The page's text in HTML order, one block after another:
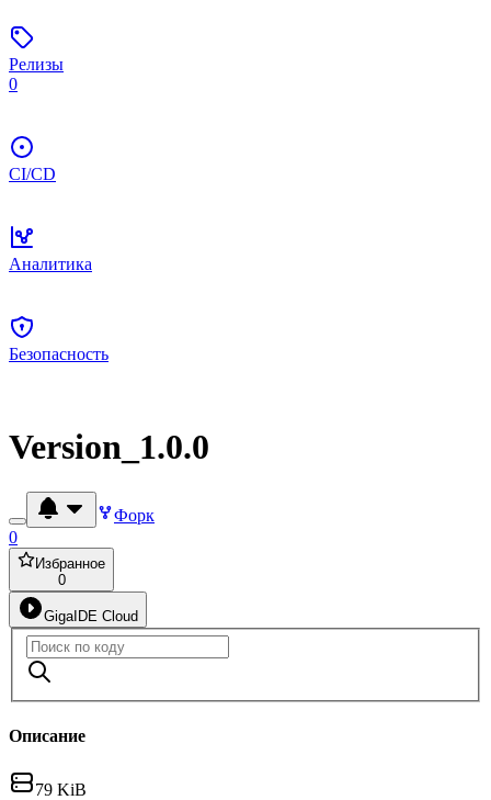
Релизы
0
CI/CD
Аналитика
Безопасность
Version_1.0.0
Форк
0
Избранное
0
GigaIDE Cloud
Описание
79 KiB